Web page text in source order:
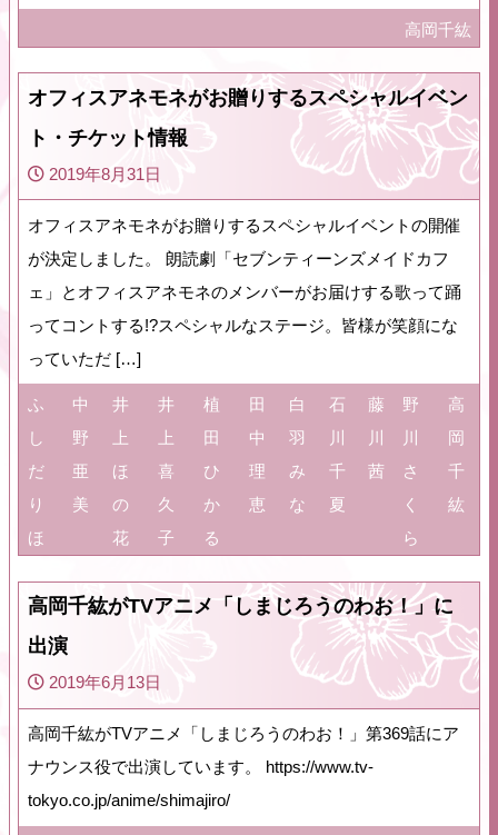
高岡千紘
オフィスアネモネがお贈りするスペシャルイベン
ト・チケット情報
2019年8月31日
オフィスアネモネがお贈りするスペシャルイベントの開催
が決定しました。 朗読劇「セブンティーンズメイドカフ
ェ」とオフィスアネモネのメンバーがお届けする歌って踊
ってコントする!?スペシャルなステージ。皆様が笑顔にな
っていただ […]
ふ
し
だ
り
ほ
中
野
亜
美
井
上
ほ
の
花
井
上
喜
久
子
植
田
ひ
か
る
田
中
理
恵
白
羽
み
な
石
川
千
夏
藤
川
茜
野
川
さ
く
ら
高
岡
千
紘
高岡千紘がTVアニメ「しまじろうのわお！」に
出演
2019年6月13日
高岡千紘がTVアニメ「しまじろうのわお！」第369話にア
ナウンス役で出演しています。 https://www.tv-
tokyo.co.jp/anime/shimajiro/